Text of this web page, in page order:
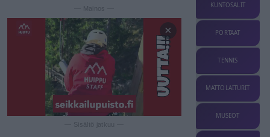
— Mainos —
×
— Sisältö jatkuu —
KUNTOSALIT
PORTAAT
TENNIS
MATTOLAITURIT
MUSEOT